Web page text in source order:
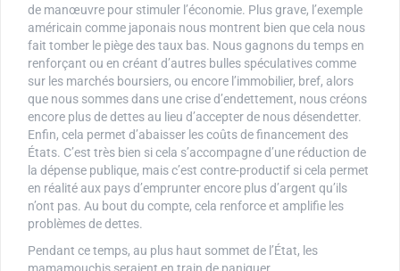
de manœuvre pour stimuler l’économie. Plus grave, l’exemple
américain comme japonais nous montrent bien que cela nous
fait tomber le piège des taux bas. Nous gagnons du temps en
renforçant ou en créant d’autres bulles spéculatives comme
sur les marchés boursiers, ou encore l’immobilier, bref, alors
que nous sommes dans une crise d’endettement, nous créons
encore plus de dettes au lieu d’accepter de nous désendetter.
Enfin, cela permet d’abaisser les coûts de financement des
États. C’est très bien si cela s’accompagne d’une réduction de
la dépense publique, mais c’est contre-productif si cela permet
en réalité aux pays d’emprunter encore plus d’argent qu’ils
n’ont pas. Au bout du compte, cela renforce et amplifie les
problèmes de dettes.
Pendant ce temps, au plus haut sommet de l’État, les
mamamouchis seraient en train de paniquer…